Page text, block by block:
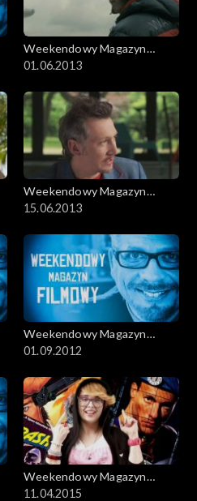
Weekendowy Magazyn
Filmowy
01.06.2013
Weekendowy Magazyn
Filmowy
15.06.2013
Weekendowy Magazyn
Filmowy
01.09.2012
Weekendowy Magazyn
Filmowy
11.04.2015